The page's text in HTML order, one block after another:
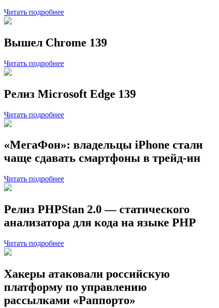
Читать подробнее
Вышел Chrome 139
Читать подробнее
Релиз Microsoft Edge 139
Читать подробнее
«МегаФон»: владельцы iPhone стали
чаще сдавать смартфоны в трейд-ин
Читать подробнее
Релиз PHPStan 2.0 — статического
анализатора для кода на языке PHP
Читать подробнее
Хакеры атаковали российскую
платформу по управлению
рассылками «Раппорто»